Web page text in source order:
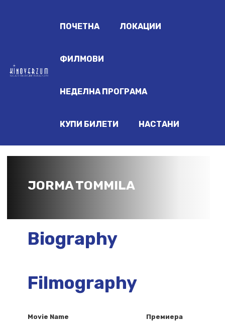
ПОЧЕТНА ЛОКАЦИИ
ФИЛМОВИ
НЕДЕЛНА ПРОГРАМА
КУПИ БИЛЕТИ НАСТАНИ
JORMA TOMMILA
Biography
Filmography
Movie Name Премиера